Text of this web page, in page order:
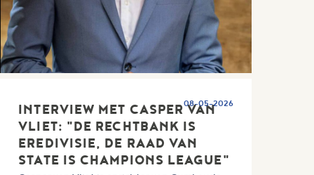
INTERVIEW MET CASPER VAN
VLIET: "DE RECHTBANK IS
EREDIVISIE, DE RAAD VAN
STATE IS CHAMPIONS LEAGUE"
08-05-2026